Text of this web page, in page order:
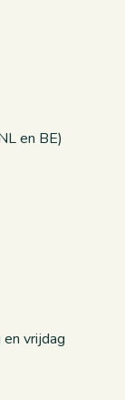
en BE)
vrijdag